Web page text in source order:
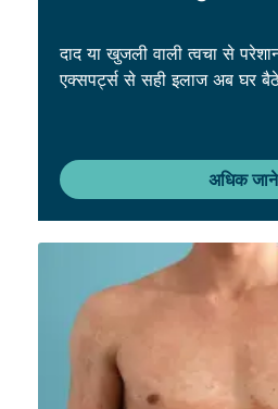
दाद या खुजली वाली त्वचा से
एक्सपर्ट्स से सही इलाज अब घर
अधिक जाने